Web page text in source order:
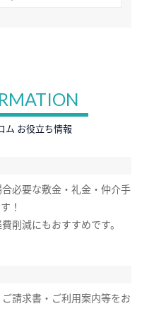
ム お役立ち情報
必要な敷金・礼金・仲介手
！
削減にもおすすめです。
請求書・ご利用案内等をお